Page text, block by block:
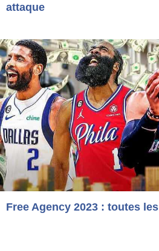
attaque
Free Agency 2023 : toutes